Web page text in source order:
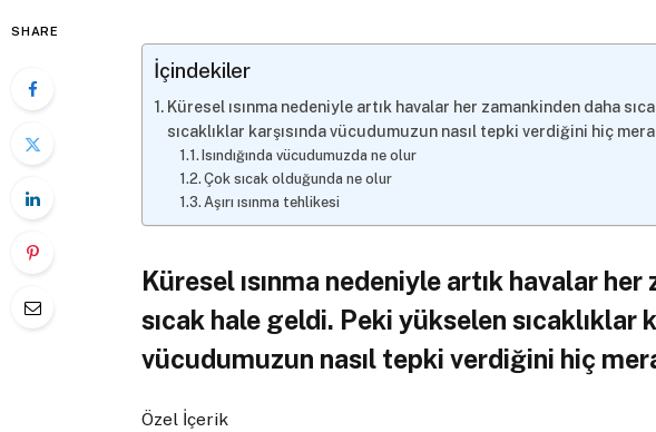
SHARE
İçindekiler
Küresel ısınma nedeniyle artık havalar her zamankinden daha
sıcaklıklar karşısında vücudumuzun nasıl tepki verdiğini hiç
Isındığında vücudumuzda ne olur
Çok sıcak olduğunda ne olur
Aşırı ısınma tehlikesi
Küresel ısınma nedeniyle artık havalar
sıcak hale geldi. Peki yükselen sıcaklıklar
vücudumuzun nasıl tepki verdiğini hiç
Özel İçerik